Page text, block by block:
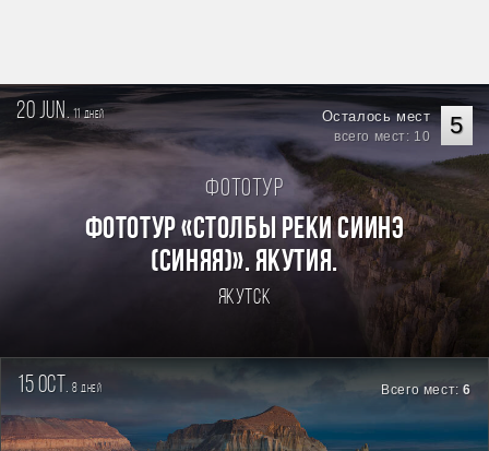
20 jun.11дней 5
Осталось мест
всего мест: 10
Фототур
Фототур «Столбы реки Сиинэ
(Синяя)». Якутия.
Якутск
15 oct. 8дней Всего мест:6